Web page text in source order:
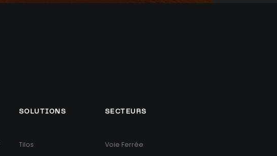
SOLUTIONS
Tilos
SECTEURS
Voie Ferrée